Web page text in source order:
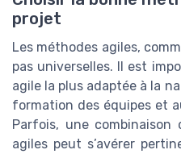
projet
Les méthodes agiles,
pas universelles. Il est
agile la plus adaptée à la
formation des équipes et
Parfois, une combinaison
agiles peut s’avérer